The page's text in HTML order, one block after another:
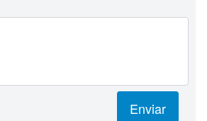
Enviar